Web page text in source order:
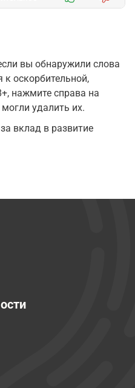
вы обнаружили слова
оскорбительной,
нажмите справа на
удалить их.
вклад в развитие